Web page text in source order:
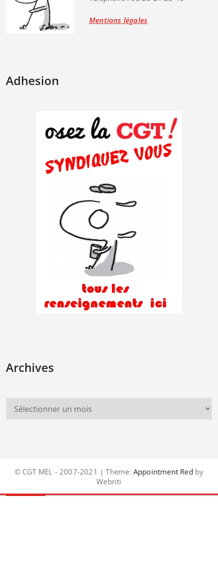
Mentions légales
Adhesion
Archives
© CGT MEL - 2007-2021 | Theme: Appointment Red by
Webriti